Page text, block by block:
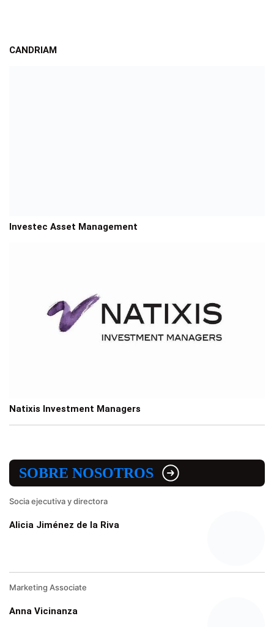
CANDRIAM
Investec Asset Management
Natixis Investment Managers
SOBRE NOSOTROS
Socia ejecutiva y directora
Alicia Jiménez de la Riva
Marketing Associate
Anna Vicinanza